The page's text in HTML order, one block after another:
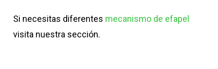
Si necesitas diferentes mecanismo de efapel
visita nuestra sección.